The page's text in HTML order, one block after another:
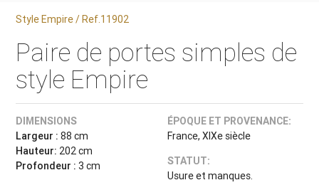
Style Empire / Ref.11902
Paire de portes simples de
style Empire
DIMENSIONS
Largeur : 88 cm
Hauteur: 202 cm
Profondeur : 3 cm
ÉPOQUE ET PROVENANCE:
France, XIXe siècle
STATUT:
Usure et manques.